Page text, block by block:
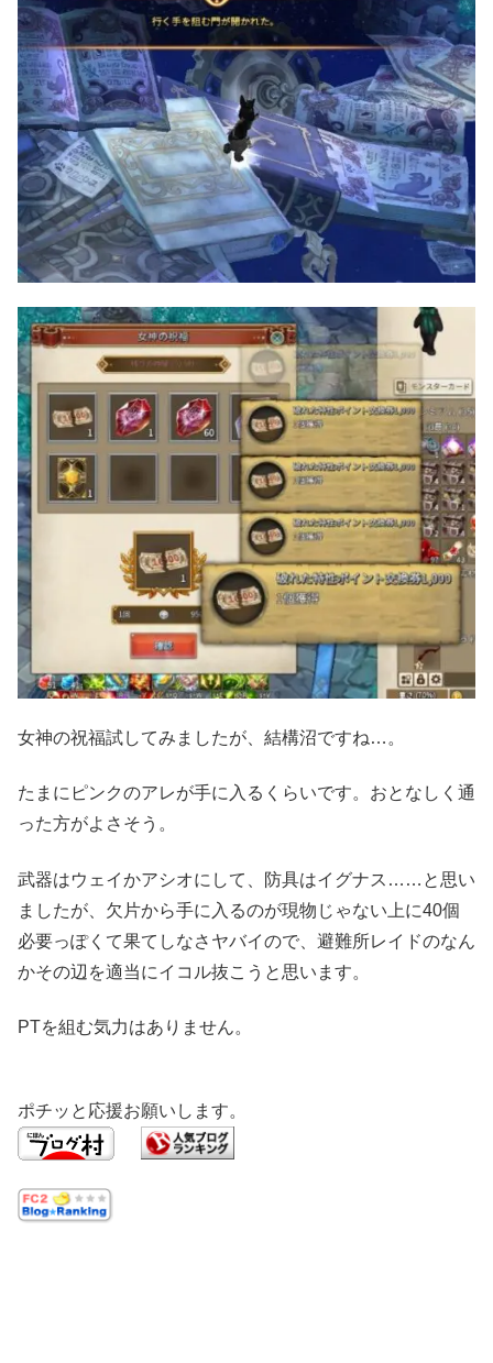
女神の祝福試してみましたが、結構沼ですね…。
たまにピンクのアレが手に入るくらいです。おとなしく通
った方がよさそう。
武器はウェイかアシオにして、防具はイグナス……と思い
ましたが、欠片から手に入るのが現物じゃない上に40個
必要っぽくて果てしなさヤバイので、避難所レイドのなん
かその辺を適当にイコル抜こうと思います。
PTを組む気力はありません。
ポチッと応援お願いします。